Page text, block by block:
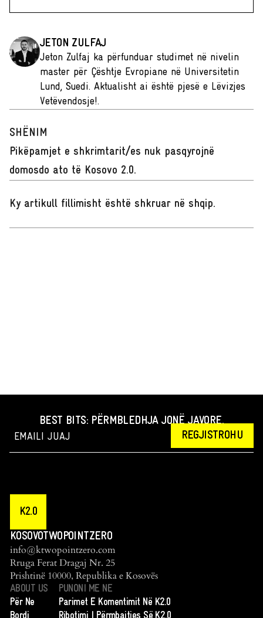
JETON ZULFAJ
Jeton Zulfaj ka përfunduar studimet në nivelin
master për Çështje Evropiane në Universitetin
Lund, Suedi. Aktualisht ai është pjesë e Lëvizjes
Vetëvendosje!.
SHËNIM
Pikëpamjet e shkrimtarit/es nuk pasqyrojnë
domosdo ato të Kosovo 2.0.
Ky artikull fillimisht është shkruar në shqip.
BEST BITS: PËRMBLEDHJA JONË JAVORE.
REGJISTROHU
K2.0
KOSOVOTWOPOINTZERO
info@ktwopointzero.com
Rruga Ferat Dragaj Nr. 25
Prishtinë 10000, Republika e Kosovës
ABOUT US
Për Ne
PUNONI ME NE
Parimet E Komentimit Në K2.0